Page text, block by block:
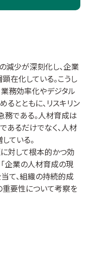
少が深刻化し、企業
在化している。こうし
務効率化やデジタル
るとともに、リスキリン
である。人材育成は
るだけでなく、人材
ている。
対して根本的かつ効
企業の人材育成の現
当て、組織の持続的成
要性について考察を